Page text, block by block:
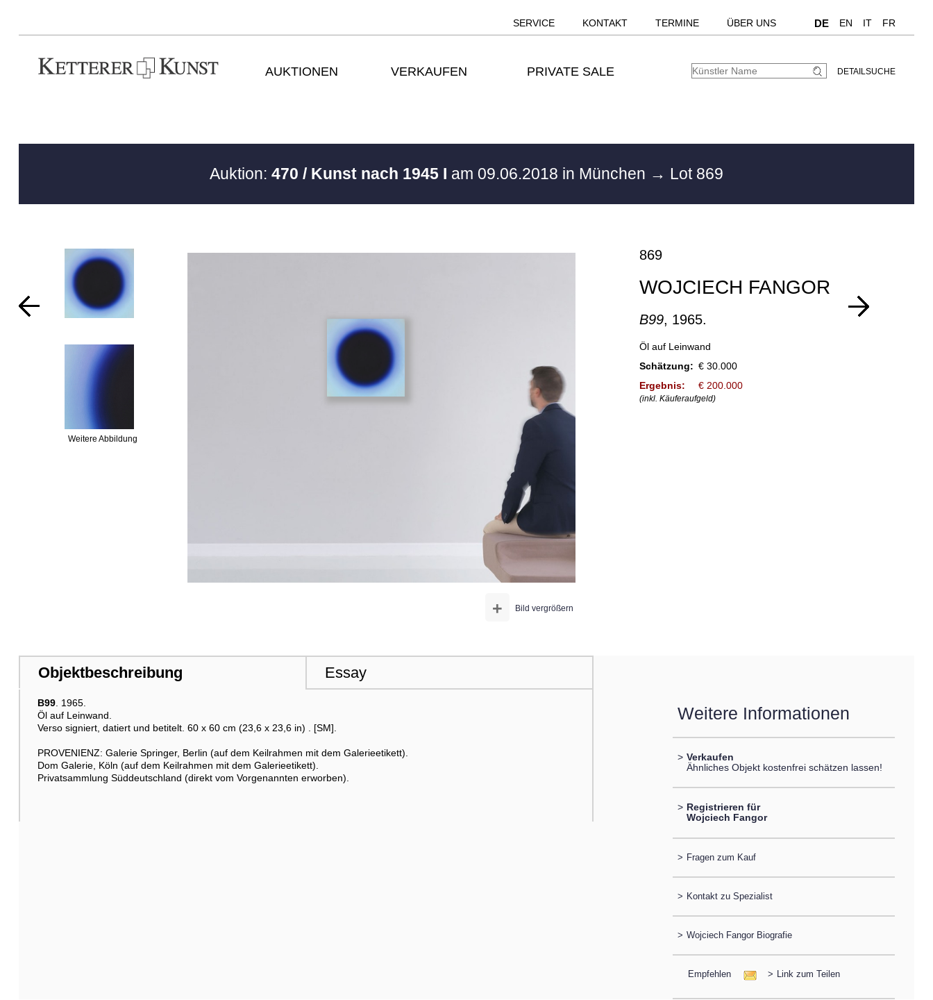
SERVICE KONTAKT TERMINE ÜBER UNS DE EN IT FR
AUKTIONEN VERKAUFEN PRIVATE SALE DETAILSUCHE
Auktion: 470 / Kunst nach 1945 I am 09.06.2018 in München → Lot 869
Weitere Abbildung
Bild vergrößern
+
869
WOJCIECH FANGOR
B99, 1965.
Öl auf Leinwand
Schätzung: € 30.000
Ergebnis:
€ 200.000
(inkl. Käuferaufgeld)
Objektbeschreibung Essay
B99. 1965.
Öl auf Leinwand.
Verso signiert, datiert und betitelt. 60 x 60 cm (23,6 x 23,6 in) . [SM].
PROVENIENZ: Galerie Springer, Berlin (auf dem Keilrahmen mit dem Galerieetikett).
Dom Galerie, Köln (auf dem Keilrahmen mit dem Galerieetikett).
Privatsammlung Süddeutschland (direkt vom Vorgenannten erworben).
Weitere Informationen
> Verkaufen
Ähnliches Objekt kostenfrei schätzen lassen!
> Registrieren für
Wojciech Fangor
> Fragen zum Kauf
> Kontakt zu Spezialist
> Wojciech Fangor Biografie
Empfehlen > Link zum Teilen